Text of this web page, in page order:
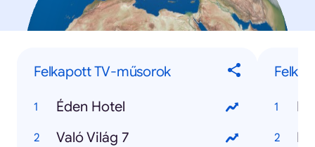
Felkapott TV-műsorok
Éden Hotel
Való Világ 7